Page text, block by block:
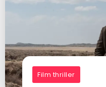
Film thriller